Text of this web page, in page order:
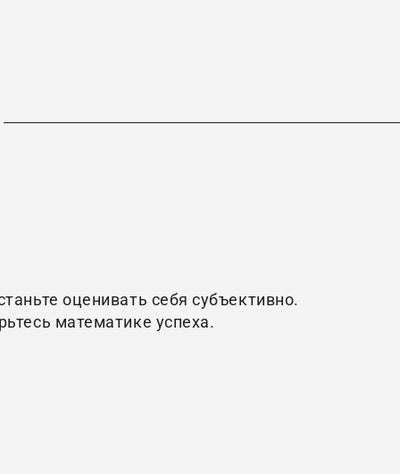
оценивать себя субъективно.
математике успеха.